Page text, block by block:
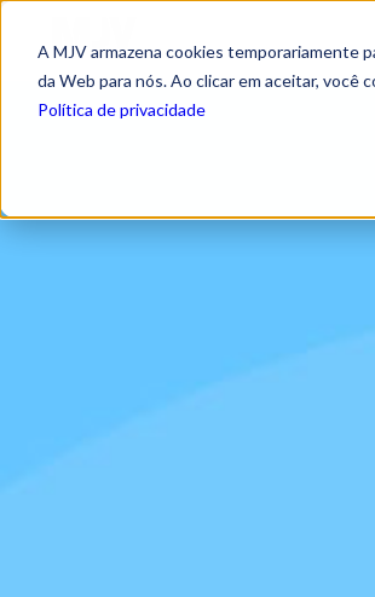
A MJV armazena cookies temporariamente
da Web para nós. Ao clicar em aceitar, você
Política de privacidade